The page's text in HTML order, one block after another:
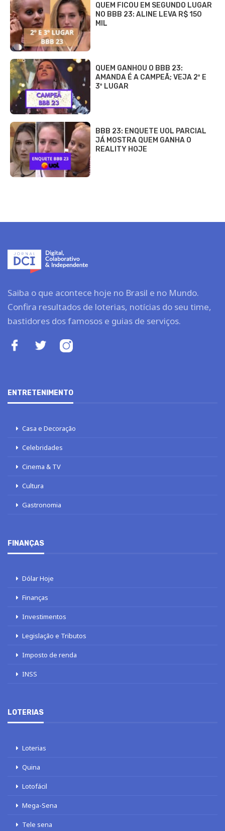
QUEM FICOU EM SEGUNDO LUGAR
NO BBB 23: ALINE LEVA R$ 150
MIL
QUEM GANHOU O BBB 23:
AMANDA É A CAMPEÃ; VEJA 2º E
3º LUGAR
BBB 23: ENQUETE UOL PARCIAL
JÁ MOSTRA QUEM GANHA O
REALITY HOJE
Saiba o que acontece hoje no Brasil e no Mundo.
Confira resultados de loterias, notícias do seu time,
bastidores dos famosos e guias de serviços.
ENTRETENIMENTO
Casa e Decoração
Celebridades
Cinema & TV
Cultura
Gastronomia
FINANÇAS
Dólar Hoje
Finanças
Investimentos
Legislação e Tributos
Imposto de renda
INSS
LOTERIAS
Loterias
Quina
Lotofácil
Mega-Sena
Tele sena